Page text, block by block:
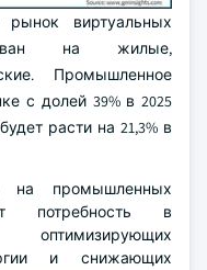
виртуальных
на жилые,
Промышленное
с долей 39% в 2025
расти на 21,3% в
на промышленных
потребность в
и снижающих